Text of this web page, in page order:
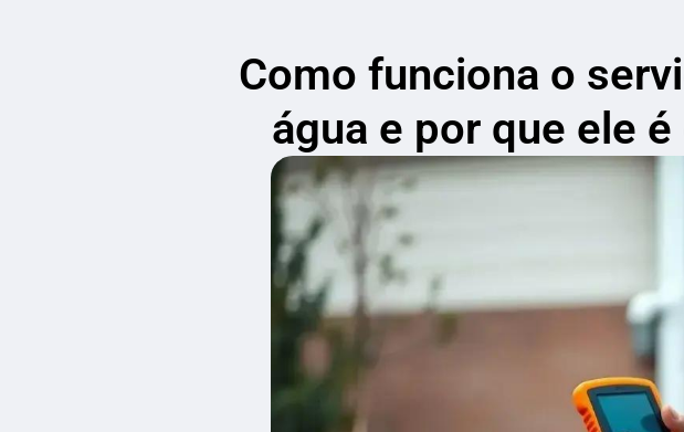
Como funciona o
água e por que ele